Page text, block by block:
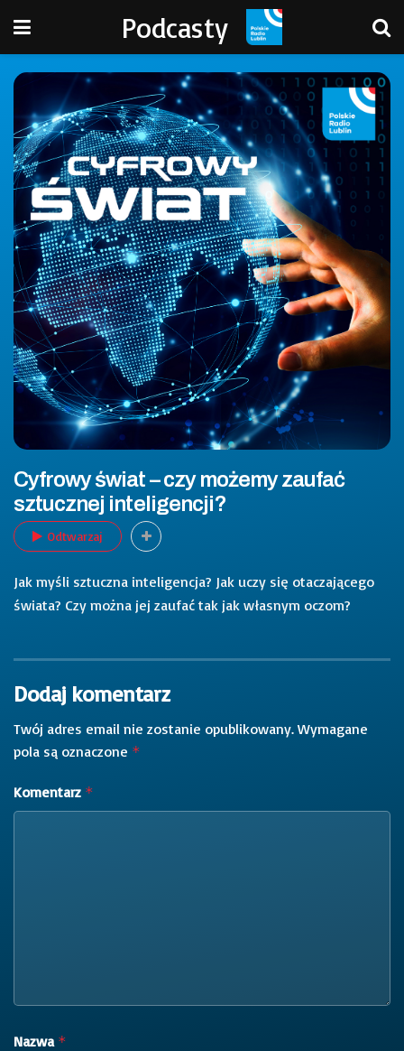
Podcasty
Cyfrowy świat – czy możemy zaufać
sztucznej inteligencji?
Odtwarzaj
Jak myśli sztuczna inteligencja? Jak uczy się otaczającego
świata? Czy można jej zaufać tak jak własnym oczom?
Dodaj komentarz
Twój adres email nie zostanie opublikowany. Wymagane
pola są oznaczone *
Komentarz *
Nazwa *